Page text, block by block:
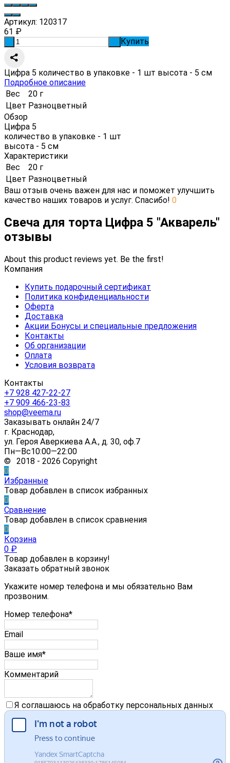
Артикул: 120317
61 ₽
Купить
Цифра 5 количество в упаковке - 1 шт высота - 5 см
Подробное описание
Вес
20 г
Цвет Разноцветный
Обзор
Цифра 5
количество в упаковке - 1 шт
высота - 5 см
Характеристики
Вес
20 г
Цвет Разноцветный
Ваш отзыв очень важен для нас и поможет улучшить
качество наших товаров и услуг. Спасибо! 0
Свеча для торта Цифра 5 "Акварель"
отзывы
About this product reviews yet. Be the first!
Компания
Купить подарочный сертификат
Политика конфиденциальности
Оферта
Доставка
Акции Бонусы и специальные предложения
Контакты
Об организации
Оплата
Условия возврата
Контакты
+7 928 427-22-27
+7 909 466-23-83
shop@veema.ru
Заказывать онлайн 24/7
г. Краснодар,
ул. Героя Аверкиева А.А., д. 30, оф.7
Пн—Вс10:00—22:00
© 2018 - 2026 Copyright
0
Избранные
Товар добавлен в список избранных
0
Сравнение
Товар добавлен в список сравнения
0
Корзина
0 ₽
Товар добавлен в корзину!
Заказать обратный звонок
Укажите номер телефона и мы обязательно Вам
прозвоним.
Номер телефона*
Email
Ваше имя*
Комментарий
Я соглашаюсь на обработку персональных данных